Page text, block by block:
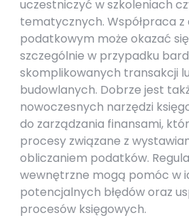
uczestniczyć w szkoleniach
tematycznych. Współpraca
podatkowym może okazać
szczególnie w przypadku
skomplikowanych transakcji
budowlanych. Dobrze jest
nowoczesnych narzędzi
do zarządzania finansami,
procesy związane z
obliczaniem podatków.
wewnętrzne mogą pomóc w
potencjalnych błędów oraz
procesów księgowych.